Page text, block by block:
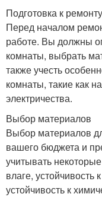
Подготовка к ремонту
Перед началом
работе. Вы должны
комнаты, выбрать
также учесть
комнаты, такие как
электричества.
Выбор материалов
Выбор материалов
вашего бюджета и
учитывать
влаге,
устойчивость к